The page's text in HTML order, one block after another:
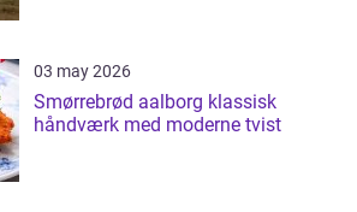
03 may 2026
Smørrebrød aalborg klassisk
håndværk med moderne tvist